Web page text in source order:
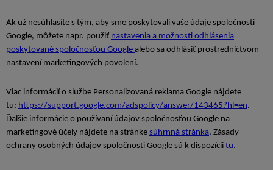
Ak už nesúhlasíte s tým, aby sme poskytovali vaše údaje spoločnosti
Google, môžete napr. použiť nastavenia a možnosti odhlásenia
poskytované spoločnosťou Google alebo sa odhlásiť prostredníctvom
nastavení marketingových povolení.
Viac informácií o službe Personalizovaná reklama Google nájdete
tu: https://support.google.com/adspolicy/answer/143465?hl=en.
Ďalšie informácie o používaní údajov spoločnosťou Google na
marketingové účely nájdete na stránke súhrnná stránka, Zásady
ochrany osobných údajov spoločnosti Google sú k dispozícii tu.